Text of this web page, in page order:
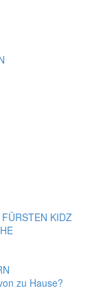
KIDZ
zu Hause?